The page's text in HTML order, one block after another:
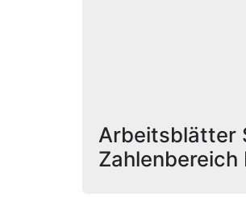
Arbeitsblätter
Zahlenbereich